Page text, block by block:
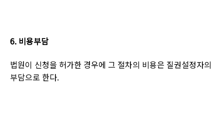
6. 비용부담
법원이 신청을 허가한 경우에 그 절차의 비용은 질권설정자의
부담으로 한다.